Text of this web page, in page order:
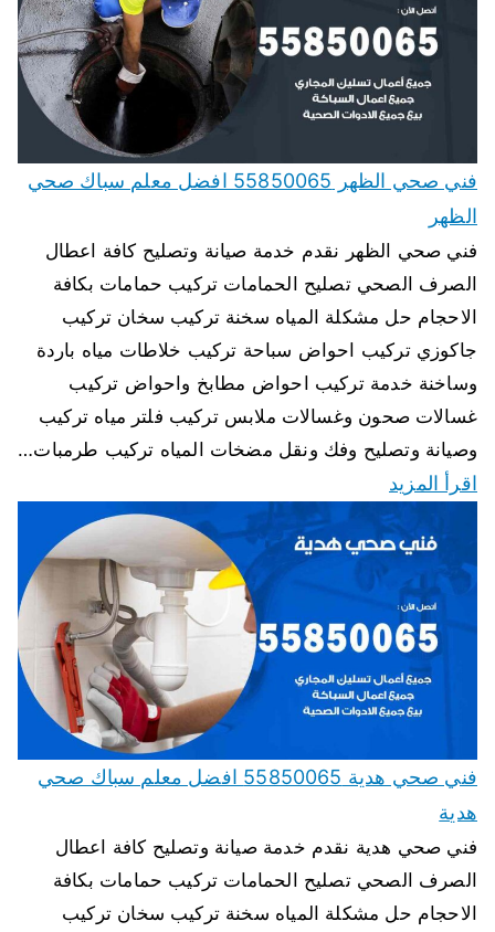
فني صحي الظهر 55850065 افضل معلم سباك صحي
الظهر
فني صحي الظهر نقدم خدمة صيانة وتصليح كافة اعطال
الصرف الصحي تصليح الحمامات تركيب حمامات بكافة
الاحجام حل مشكلة المياه سخنة تركيب سخان تركيب
جاكوزي تركيب احواض سباحة تركيب خلاطات مياه باردة
وساخنة خدمة تركيب احواض مطابخ واحواض تركيب
غسالات صحون وغسالات ملابس تركيب فلتر مياه تركيب
وصيانة وتصليح وفك ونقل مضخات المياه تركيب طرمبات…
اقرأ المزيد
فني صحي هدية 55850065 افضل معلم سباك صحي
هدية
فني صحي هدية نقدم خدمة صيانة وتصليح كافة اعطال
الصرف الصحي تصليح الحمامات تركيب حمامات بكافة
الاحجام حل مشكلة المياه سخنة تركيب سخان تركيب